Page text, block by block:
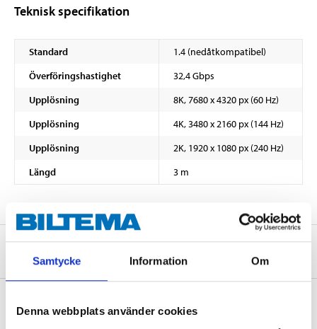
Samtycke Information Om
Denna webbplats använder cookies
Teknisk specifikation
Standard
1.4 (nedåtkompatibel)
Överföringshastighet
32,4 Gbps
Upplösning
8K, 7680 x 4320 px (60 Hz)
Upplösning
4K, 3480 x 2160 px (144 Hz)
Upplösning
2K, 1920 x 1080 px (240 Hz)
Längd
3 m